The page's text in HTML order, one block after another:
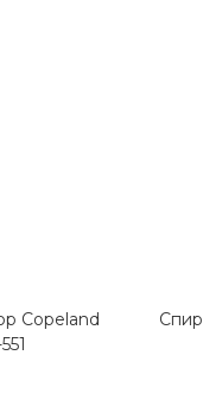
Copeland